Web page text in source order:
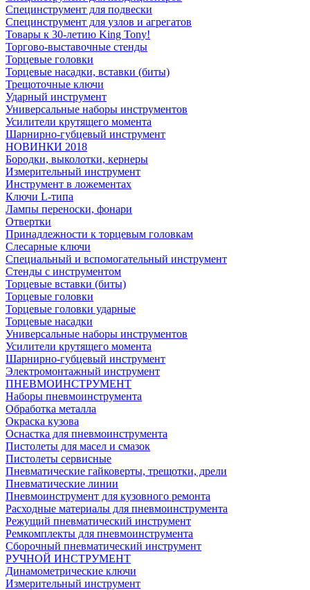
Специнструмент для подвески
Специнструмент для узлов и агрегатов
Товары к 30-летию King Tony!
Торгово-выставочные стенды
Торцевые головки
Торцевые насадки, вставки (биты)
Трещоточные ключи
Ударный инструмент
Универсальные наборы инструментов
Усилители крутящего момента
Шарнирно-губцевый инструмент
НОВИНКИ 2018
Бородки, выколотки, кернеры
Измерительный инструмент
Инструмент в ложементах
Ключи L-типа
Лампы переноски, фонари
Отвертки
Принадлежности к торцевым головкам
Слесарные ключи
Специальный и вспомогательный инструмент
Стенды с инструментом
Торцевые вставки (биты)
Торцевые головки
Торцевые головки ударные
Торцевые насадки
Универсальные наборы инструментов
Усилители крутящего момента
Шарнирно-губцевый инструмент
Электромонтажный инструмент
ПНЕВМОИНСТРУМЕНТ
Наборы пневмоинструмента
Обработка металла
Окраска кузова
Оснастка для пневмоинструмента
Пистолеты для масел и смазок
Пистолеты сервисные
Пневматические гайковерты, трещотки, дрели
Пневматические линии
Пневмоинструмент для кузовного ремонта
Расходные материалы для пневмоинструмента
Режущий пневматический инструмент
Ремкомплекты для пневмоинструмента
Сборочный пневматический инструмент
РУЧНОЙ ИНСТРУМЕНТ
Динамометрические ключи
Измерительный инструмент